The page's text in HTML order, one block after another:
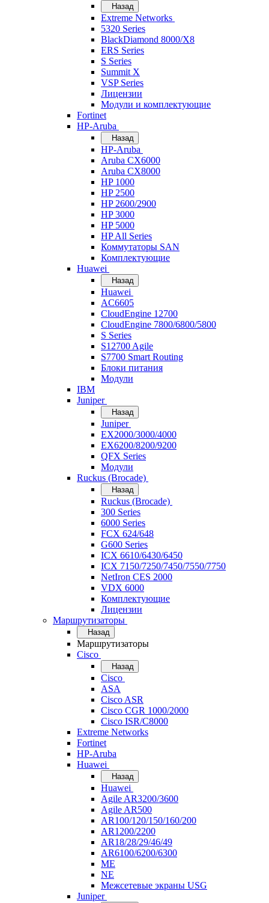
Назад
Extreme Networks
5320 Series
BlackDiamond 8000/X8
ERS Series
S Series
Summit X
VSP Series
Лицензии
Модули и комплектующие
Fortinet
HP-Aruba
Назад
HP-Aruba
Aruba CX6000
Aruba CX8000
HP 1000
HP 2500
HP 2600/2900
HP 3000
HP 5000
HP All Series
Коммутаторы SAN
Комплектующие
Huawei
Назад
Huawei
AC6605
CloudEngine 12700
CloudEngine 7800/6800/5800
S Series
S12700 Agile
S7700 Smart Routing
Блоки питания
Модули
IBM
Juniper
Назад
Juniper
EX2000/3000/4000
EX6200/8200/9200
QFX Series
Модули
Ruckus (Brocade)
Назад
Ruckus (Brocade)
300 Series
6000 Series
FCX 624/648
G600 Series
ICX 6610/6430/6450
ICX 7150/7250/7450/7550/7750
NetIron CES 2000
VDX 6000
Комплектующие
Лицензии
Маршрутизаторы
Назад
Маршрутизаторы
Cisco
Назад
Cisco
ASA
Cisco ASR
Cisco CGR 1000/2000
Cisco ISR/С8000
Extreme Networks
Fortinet
HP-Aruba
Huawei
Назад
Huawei
Agile AR3200/3600
Agile AR500
AR100/120/150/160/200
AR1200/2200
AR18/28/29/46/49
AR6100/6200/6300
ME
NE
Межсетевые экраны USG
Juniper